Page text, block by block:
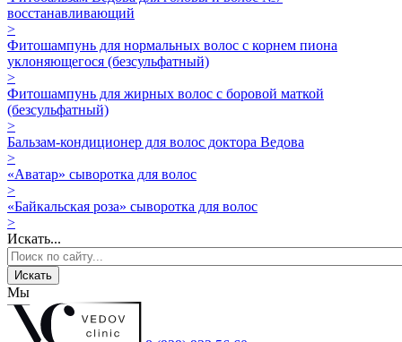
восстанавливающий
>
Фитошампунь для нормальных волос с корнем пиона
уклоняющегося (безсульфатный)
>
Фитошампунь для жирных волос с боровой маткой
(безсульфатный)
>
Бальзам-кондиционер для волос доктора Ведова
>
«Аватар» сыворотка для волос
>
«Байкальская роза» сыворотка для волос
>
Искать...
Искать
Мы